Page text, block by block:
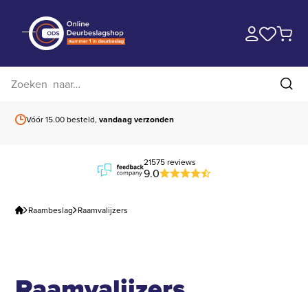
Vóór 15.00 besteld,vandaag verzonden
21575 reviews
9.0
Raambeslag Raamvalijzers